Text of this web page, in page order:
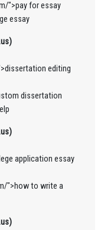
">pay for essay
essay
editing
dissertation
application essay
">how to write a